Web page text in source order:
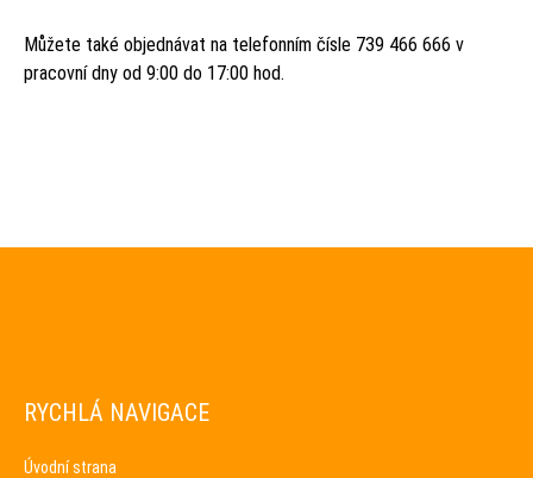
Můžete také objednávat na telefonním čísle 739 466 666 v
pracovní dny od 9:00 do 17:00 hod.
RYCHLÁ NAVIGACE
Úvodní strana